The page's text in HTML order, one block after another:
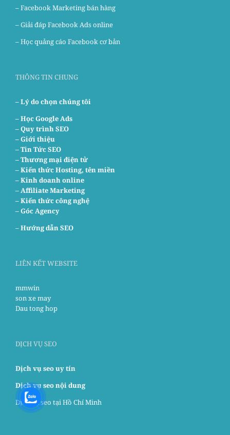
–Facebook Marketing bán hàng
–Giải đáp Facebook Ads online
–Học quảng cáo Facebook cơ bản
THÔNG TIN CHUNG
– Lý do chọn chúng tôi
–Học Google Ads
– Quy trình SEO
– Giới thiệu
– Tin Tức SEO
– Thương mại điện tử
– Kiến thức Hosting, tên miền
– Kinh doanh online
– Affiliate Marketing
– Kiến thức công nghệ
– Góc Agency
–Hướng dẫn SEO
LIÊN KẾT WEBSITE
mmwin
son xe may
Dau tong hop
DỊCH VỤ SEO
Dịch vụ seo uy tín
Dịch vụ seo nội dung
Dịch vụ seo tại Hồ Chí Minh